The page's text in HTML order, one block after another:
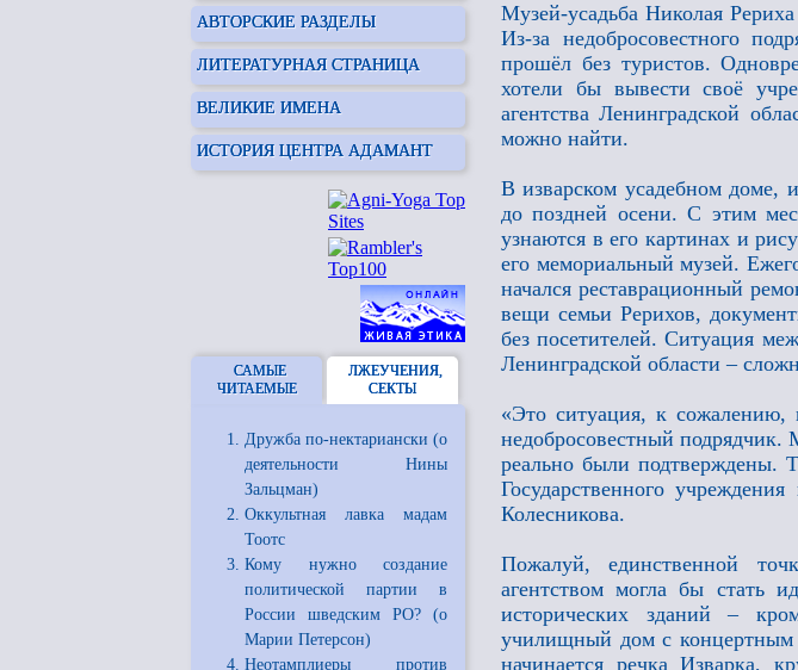
АВТОРСКИЕ РАЗДЕЛЫ
ЛИТЕРАТУРНАЯ СТРАНИЦА
ВЕЛИКИЕ ИМЕНА
ИСТОРИЯ ЦЕНТРА АДАМАНТ
САМЫЕ
ЧИТАЕМЫЕ
ЛЖЕУЧЕНИЯ,
СЕКТЫ
Дружба по-нектариански (о
деятельности Нины
Зальцман)
Оккультная лавка мадам
Тоотс
Кому нужно создание
политической партии в
России шведским РО? (о
Марии Петерсон)
Неотамплиеры против
Музей-усадьба Николая
Из-за недобросовестного
прошёл без туристов.
хотели бы вывести своё
агентства Ленинградской
можно найти.
В изварском усадебном доме,
до поздней осени. С этим
узнаются в его картинах и
его мемориальный музей.
начался реставрационный
вещи семьи Рерихов,
без посетителей. Ситуация
Ленинградской области –
«Это ситуация, к сожалению,
недобросовестный
реально были подтверждены.
Государственного
Колесникова.
Пожалуй, единственной
агентством могла бы стать
исторических зданий –
училищный дом с концертным
начинается речка Изварка,